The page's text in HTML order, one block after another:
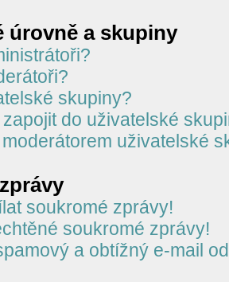
úrovně a skupiny
skupiny?
do uživatelské
uživatelské
soukromé zprávy!
soukromé zprávy!
a obtížný e-mail